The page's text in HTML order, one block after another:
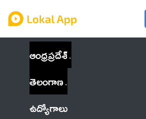
ఆంధ్రప్రదేశ్
తెలంగాణ
ఉద్యోగాలు